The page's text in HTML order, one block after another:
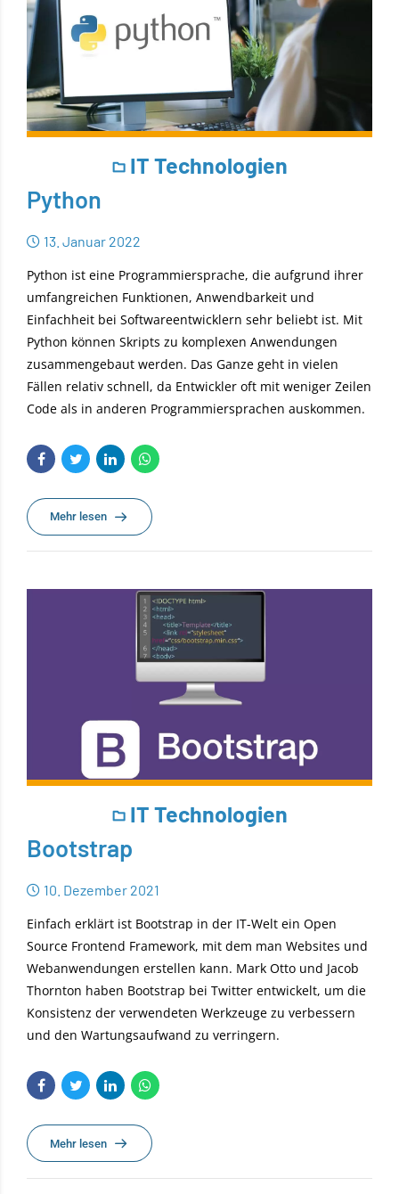
IT Technologien
Python
13. Januar 2022
Python ist eine Programmiersprache, die aufgrund ihrer
umfangreichen Funktionen, Anwendbarkeit und
Einfachheit bei Softwareentwicklern sehr beliebt ist. Mit
Python können Skripts zu komplexen Anwendungen
zusammengebaut werden. Das Ganze geht in vielen
Fällen relativ schnell, da Entwickler oft mit weniger Zeilen
Code als in anderen Programmiersprachen auskommen.
Mehr lesen
IT Technologien
Bootstrap
10. Dezember 2021
Einfach erklärt ist Bootstrap in der IT-Welt ein Open
Source Frontend Framework, mit dem man Websites und
Webanwendungen erstellen kann. Mark Otto und Jacob
Thornton haben Bootstrap bei Twitter entwickelt, um die
Konsistenz der verwendeten Werkzeuge zu verbessern
und den Wartungsaufwand zu verringern.
Mehr lesen